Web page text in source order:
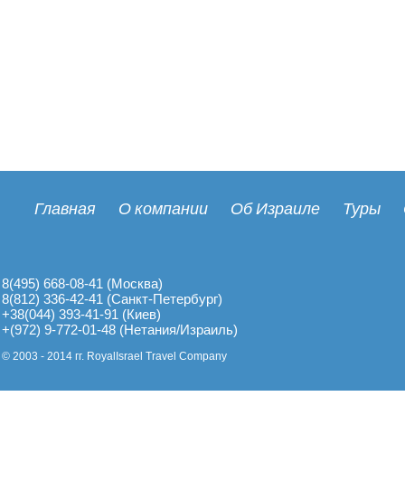
Главная О компании Об Израиле Туры
8(495) 668-08-41 (Москва)
8(812) 336-42-41 (Санкт-Петербург)
+38(044) 393-41-91 (Киев)
+(972) 9-772-01-48 (Нетания/Израиль)
© 2003 - 2014 гг. RoyalIsrael Travel Company